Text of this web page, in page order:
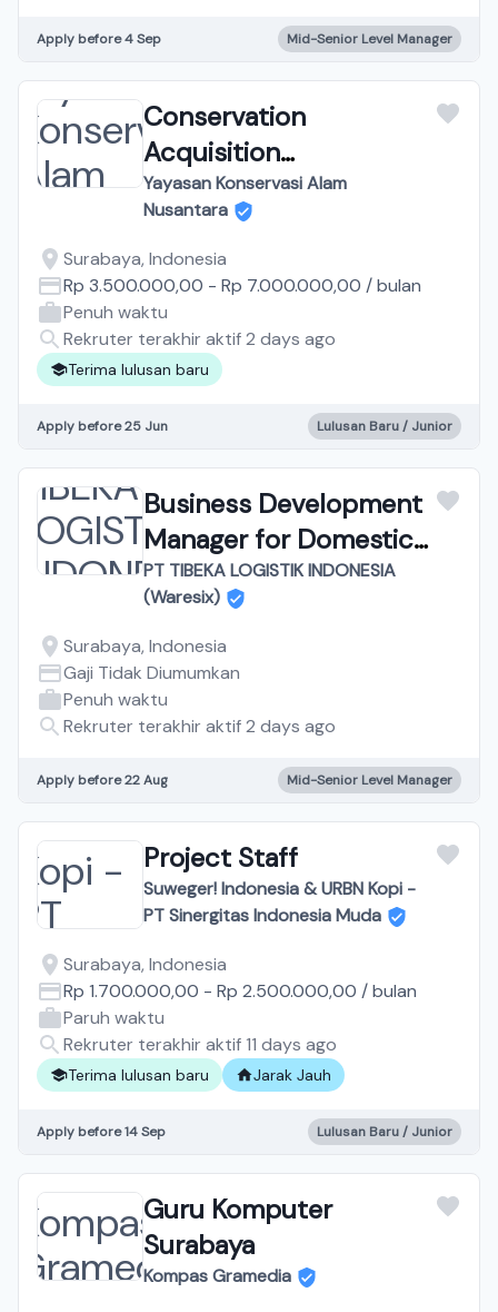
Apply before 4 Sep Mid-Senior Level Manager
Conservation
Acquisition
Representative
Surabaya
Yayasan Konservasi Alam
Nusantara
Surabaya, Indonesia
Rp 3.500.000,00 - Rp 7.000.000,00 /bulan
Penuh waktu
Rekruter terakhir aktif 2 days ago
Terima lulusan baru
Apply before 25 Jun Lulusan Baru / Junior
Business Development
Manager for Domestic
Freight Forwarding
PT TIBEKA LOGISTIK INDONESIA
(Waresix)
Surabaya, Indonesia
Gaji Tidak Diumumkan
Penuh waktu
Rekruter terakhir aktif 2 days ago
Apply before 22 Aug Mid-Senior Level Manager
Project Staff
Suweger! Indonesia & URBN Kopi -
PT Sinergitas Indonesia Muda
Surabaya, Indonesia
Rp 1.700.000,00 - Rp 2.500.000,00 /bulan
Paruh waktu
Rekruter terakhir aktif 11 days ago
Terima lulusan baru Jarak Jauh
Apply before 14 Sep Lulusan Baru / Junior
Guru Komputer
Surabaya
Kompas Gramedia